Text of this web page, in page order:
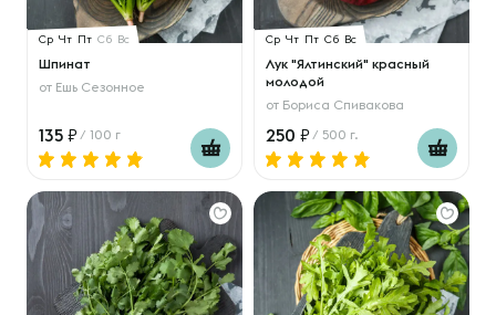
Ср Чт Пт Сб Вс
Шпинат
от Ешь Сезонное
135 / 100 г
Ср Чт Пт Сб Вс
Лук "Ялтинский" красный
молодой
от Бориса Спивакова
250 / 500 г.